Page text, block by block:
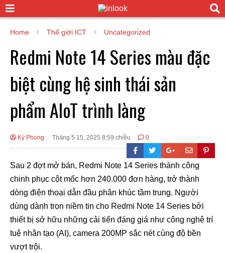
Home Thế giới ICT Uncategorized
Redmi Note 14 Series màu đặc
biệt cùng hệ sinh thái sản
phẩm AIoT trình làng
Kỳ Phong Tháng 5 15, 2025 8:59 chiều 0
Sau 2 đợt mở bán, Redmi Note 14 Series thành công
chinh phục cột mốc hơn 240.000 đơn hàng, trở thành
dòng điện thoại dẫn đầu phân khúc tầm trung. Người
dùng dành trọn niềm tin cho Redmi Note 14 Series bởi
thiết bị sở hữu những cải tiến đáng giá như công nghệ trí
tuệ nhân tạo (AI), camera 200MP sắc nét cùng độ bền
vượt trội.